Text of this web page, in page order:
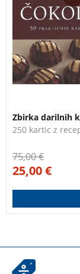
Zbirka darilnih
250 kartic z
75,00€
25,00€